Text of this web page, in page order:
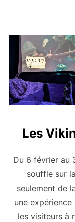
Les
Du 6 février au
souffle sur
seulement de
une
les visiteurs à